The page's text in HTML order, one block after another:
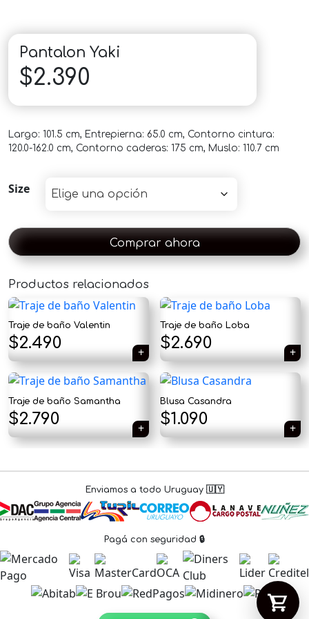
Pantalon Yaki
$2.390
Largo: 101.5 cm, Entrepierna: 65.0 cm, Contorno cintura:
120.0-162.0 cm, Contorno caderas: 175 cm, Muslo: 110.7 cm
Size
Comprar ahora
Productos relacionados
Traje de baño Valentin
$2.490
Traje de baño Loba
$2.690
Traje de baño Samantha
$2.790
Blusa Casandra
El
precio
original
era:
$1.790.
$1.090El
precio
actual
es:
$1.090.
Enviamos a todo Uruguay 🇺🇾
Pagá con seguridad 🔒
Tu carrito está vacío.
Agregá un producto y aparecerá acá
automáticamente.